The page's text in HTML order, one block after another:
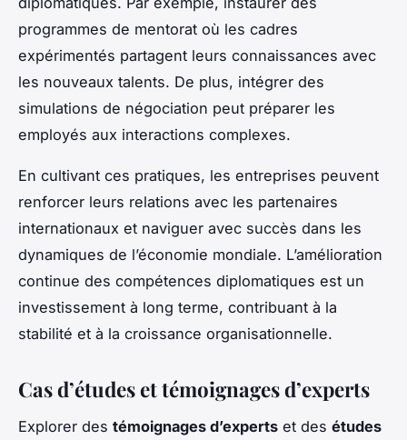
programmes de mentorat où les cadres
expérimentés partagent leurs connaissances avec
les nouveaux talents. De plus, intégrer des
simulations de négociation peut préparer les
employés aux interactions complexes.
En cultivant ces pratiques, les entreprises peuvent
renforcer leurs relations avec les partenaires
internationaux et naviguer avec succès dans les
dynamiques de l’économie mondiale. L’amélioration
continue des compétences diplomatiques est un
investissement à long terme, contribuant à la
stabilité et à la croissance organisationnelle.
Cas d’études et témoignages d’experts
Explorer des témoignages d’experts et des études